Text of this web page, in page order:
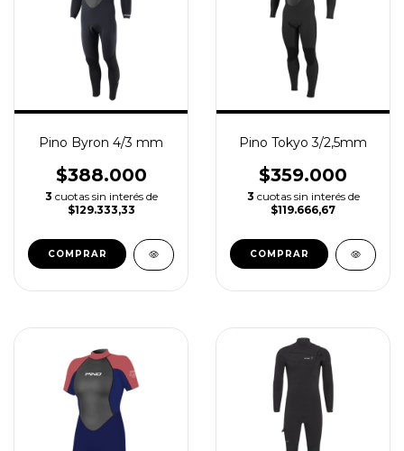
Pino Byron 4/3 mm
$388.000
3 cuotas sin interés de
$129.333,33
COMPRAR
Pino Tokyo 3/2,5mm
$359.000
3 cuotas sin interés de
$119.666,67
COMPRAR